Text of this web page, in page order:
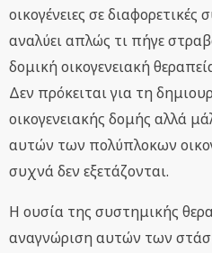
οικογένειες σε
αναλύει απλώς τι πήγε
δομική οικογενειακή
Δεν πρόκειται για τη
οικογενειακής δομής αλλά
αυτών των πολύπλοκων
συχνά δεν εξετάζονται.
Η ουσία της συστημικής
αναγνώριση αυτών των